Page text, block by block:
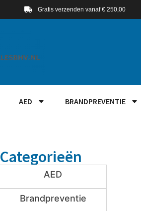
Gratis verzenden vanaf € 250,00
AED BRANDPREVENTIE
Categorieën
AED
Brandpreventie